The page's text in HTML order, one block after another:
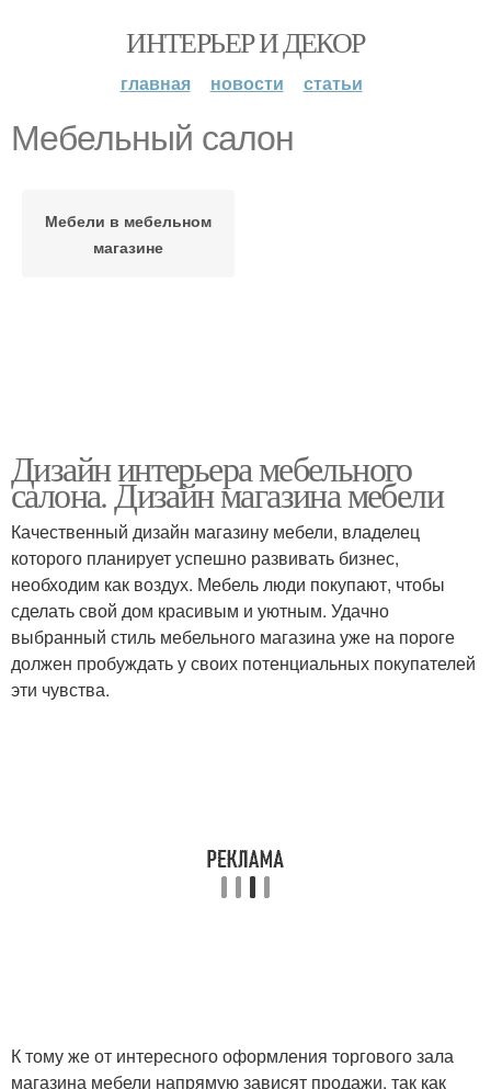
ИНТЕРЬЕР И ДЕКОР
главная новости статьи
Мебельный салон
Мебели в мебельном
магазине
Дизайн интерьера мебельного
салона. Дизайн магазина мебели
Качественный дизайн магазину мебели, владелец
которого планирует успешно развивать бизнес,
необходим как воздух. Мебель люди покупают, чтобы
сделать свой дом красивым и уютным. Удачно
выбранный стиль мебельного магазина уже на пороге
должен пробуждать у своих потенциальных покупателей
эти чувства.
К тому же от интересного оформления торгового зала
магазина мебели напрямую зависят продажи, так как